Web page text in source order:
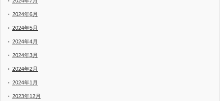
2024年6月
2024年5月
2024年4月
2024年3月
2024年2月
2024年1月
2023年12月